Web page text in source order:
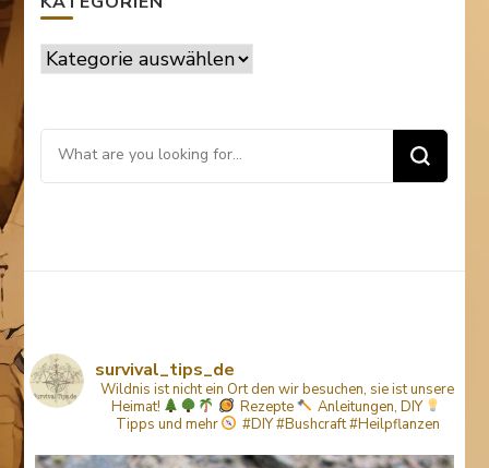
Kategorien
Looking
for
survival_tips_de
Wildnis ist nicht ein Ort den wir besuchen, sie ist unsere
Heimat!
Rezepte
Anleitungen, DIY
Tipps und mehr #DIY #Bushcraft #Heilpflanzen